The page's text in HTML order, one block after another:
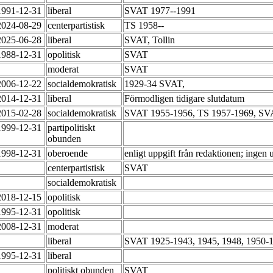
12-31 liberal
SVAT 1977--1991
08-29 centerpartistisk
TS 1958--
06-28 liberal
SVAT, Tollin
12-31
opolitisk
SVAT
moderat
SVAT
12-22
socialdemokratisk
1929-34 SVAT,
12-31
liberal
Förmodligen tidigare slutdatum
02-28 socialdemokratisk
SVAT 1955-1956, TS 1957-1969,
12-31
partipolitiskt
obunden
12-31
oberoende
enligt uppgift från redaktionen; ingen
centerpartistisk
SVAT
socialdemokratisk
12-15 opolitisk
12-31
opolitisk
12-31
moderat
liberal
SVAT 1925-1943, 1945, 1948, 1950-
12-31
liberal
politiskt obunden
SVAT